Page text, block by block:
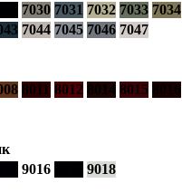
7030 7031 7032 7033 7034
7044 7045 7046 7047
8011 8012 8014 8015 8016
9016 9018